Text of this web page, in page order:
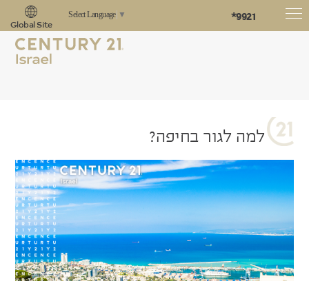
*9921
Select Language ▼
Global Site
למה לגור בחיפה?